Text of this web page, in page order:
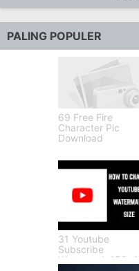
PALING POPULER
69 Free Fire
Character Pic
Download
31 Youtube
Subscribe
Watermark